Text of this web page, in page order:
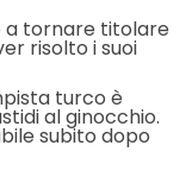
a tornare titolare
risolto i suoi
turco è
al ginocchio.
subito dopo